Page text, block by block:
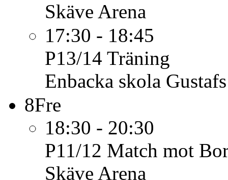
Skäve Arena
17:30 - 18:45
P13/14 Träning
Enbacka skola
8Fre
18:30 - 20:30
P11/12 Match mot
Skäve Arena